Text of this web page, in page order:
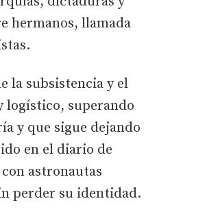
hermanos, llamada
la subsistencia y el
logístico, superando
y que sigue dejando
en el diario de
astronautas
perder su identidad.